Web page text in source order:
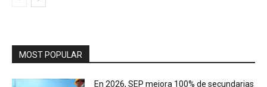
MOST POPULAR
En 2026, SEP mejora 100% de secundarias